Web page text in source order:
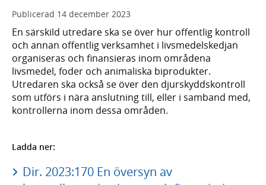
Publicerad 14 december 2023
En särskild utredare ska se över hur offentlig kontroll
och annan offentlig verksamhet i livsmedelskedjan
organiseras och finansieras inom områdena
livsmedel, foder och animaliska biprodukter.
Utredaren ska också se över den djurskyddskontroll
som utförs i nära anslutning till, eller i samband med,
kontrollerna inom dessa områden.
Ladda ner:
Dir. 2023:170 En översyn av